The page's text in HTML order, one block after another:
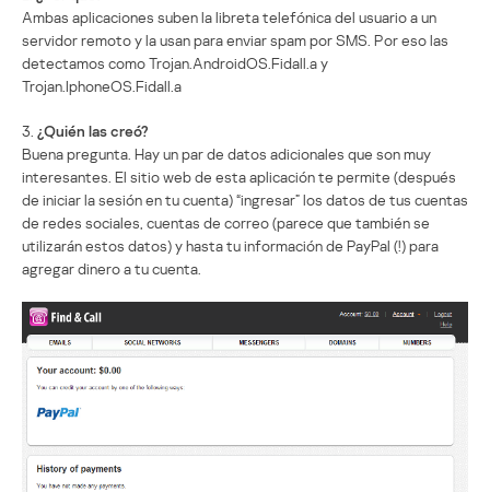
Ambas aplicaciones suben la libreta telefónica del usuario a un
servidor remoto y la usan para enviar spam por SMS. Por eso las
detectamos como Trojan.AndroidOS.Fidall.a y
Trojan.IphoneOS.Fidall.a
3. ¿Quién las creó?
Buena pregunta. Hay un par de datos adicionales que son muy
interesantes. El sitio web de esta aplicación te permite (después
de iniciar la sesión en tu cuenta) “ingresar” los datos de tus cuentas
de redes sociales, cuentas de correo (parece que también se
utilizarán estos datos) y hasta tu información de PayPal (!) para
agregar dinero a tu cuenta.